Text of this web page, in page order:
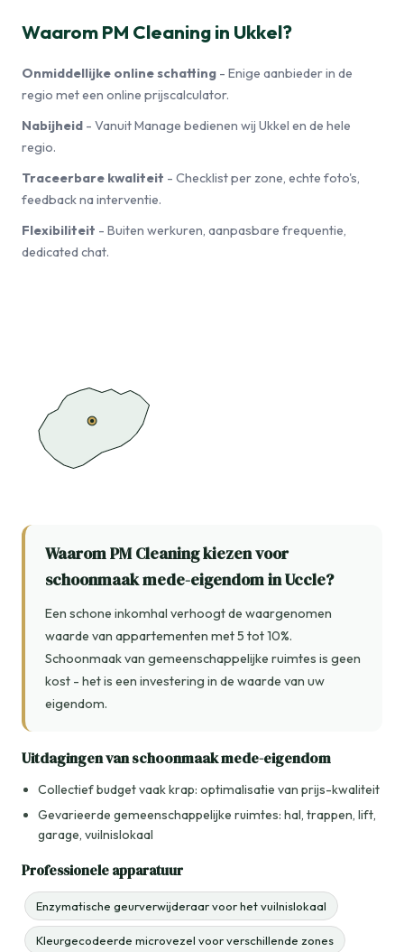
Waarom PM Cleaning in Ukkel?
Onmiddellijke online schatting - Enige aanbieder in de
regio met een online prijscalculator.
Nabijheid - Vanuit Manage bedienen wij Ukkel en de hele
regio.
Traceerbare kwaliteit - Checklist per zone, echte foto's,
feedback na interventie.
Flexibiliteit - Buiten werkuren, aanpasbare frequentie,
dedicated chat.
Waarom PM Cleaning kiezen voor
schoonmaak mede-eigendom in Uccle?
Een schone inkomhal verhoogt de waargenomen
waarde van appartementen met 5 tot 10%.
Schoonmaak van gemeenschappelijke ruimtes is geen
kost - het is een investering in de waarde van uw
eigendom.
Uitdagingen van schoonmaak mede-eigendom
Collectief budget vaak krap: optimalisatie van prijs-kwaliteit
Gevarieerde gemeenschappelijke ruimtes: hal, trappen, lift,
garage, vuilnislokaal
Professionele apparatuur
Enzymatische geurverwijderaar voor het vuilnislokaal
Kleurgecodeerde microvezel voor verschillende zones